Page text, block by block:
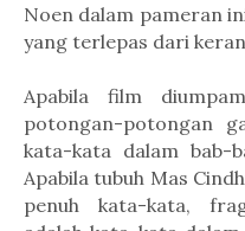
Noen dalam pameran
yang terlepas dari
Apabila film
potongan-potongan
kata-kata dalam bab-
Apabila tubuh Mas
penuh kata-kata,